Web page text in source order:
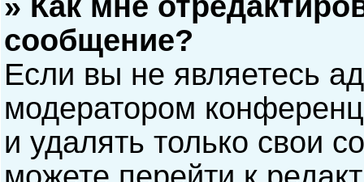
сообщение?
Если вы не являетесь
модератором
и удалять только свои